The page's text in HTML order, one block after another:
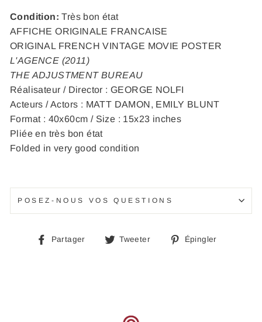
Condition: Très bon état
AFFICHE ORIGINALE FRANCAISE
ORIGINAL FRENCH VINTAGE MOVIE POSTER
L'AGENCE (2011)
THE ADJUSTMENT BUREAU
Réalisateur / Director : GEORGE NOLFI
Acteurs / Actors : MATT DAMON, EMILY BLUNT
Format : 40x60cm / Size : 15x23 inches
Pliée en très bon état
Folded in very good condition
POSEZ-NOUS VOS QUESTIONS
Partager
PartagerTweeter
TweeterÉpingler